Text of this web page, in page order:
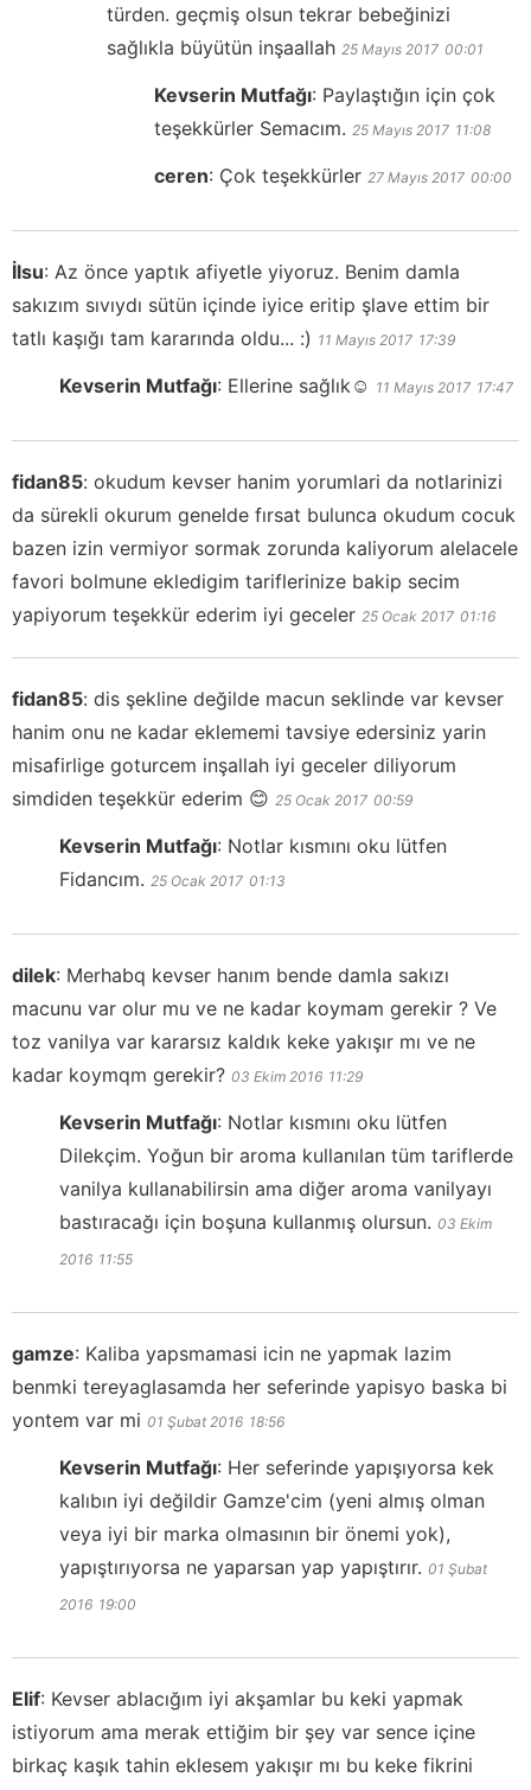
türden. geçmiş olsun tekrar bebeğinizi
sağlıkla büyütün inşaallah 25 Mayıs 2017 00:01
Kevserin Mutfağı: Paylaştığın için çok
teşekkürler Semacım. 25 Mayıs 2017 11:08
ceren: Çok teşekkürler 27 Mayıs 2017 00:00
İlsu: Az önce yaptık afiyetle yiyoruz. Benim damla
sakızım sıvıydı sütün içinde iyice eritip şlave ettim bir
tatlı kaşığı tam kararında oldu... :) 11 Mayıs 2017 17:39
Kevserin Mutfağı: Ellerine sağlık☺️ 11 Mayıs 2017 17:47
fidan85: okudum kevser hanim yorumlari da notlarinizi
da sürekli okurum genelde fırsat bulunca okudum cocuk
bazen izin vermiyor sormak zorunda kaliyorum alelacele
favori bolmune ekledigim tariflerinize bakip secim
yapiyorum teşekkür ederim iyi geceler 25 Ocak 2017 01:16
fidan85: dis şekline değilde macun seklinde var kevser
hanim onu ne kadar eklememi tavsiye edersiniz yarin
misafirlige goturcem inşallah iyi geceler diliyorum
simdiden teşekkür ederim 😊 25 Ocak 2017 00:59
Kevserin Mutfağı: Notlar kısmını oku lütfen
Fidancım. 25 Ocak 2017 01:13
dilek: Merhabq kevser hanım bende damla sakızı
macunu var olur mu ve ne kadar koymam gerekir ? Ve
toz vanilya var kararsız kaldık keke yakışır mı ve ne
kadar koymqm gerekir? 03 Ekim 2016 11:29
Kevserin Mutfağı: Notlar kısmını oku lütfen
Dilekçim. Yoğun bir aroma kullanılan tüm tariflerde
vanilya kullanabilirsin ama diğer aroma vanilyayı
bastıracağı için boşuna kullanmış olursun. 03 Ekim
2016 11:55
gamze: Kaliba yapsmamasi icin ne yapmak lazim
benmki tereyaglasamda her seferinde yapisyo baska bi
yontem var mi 01 Şubat 2016 18:56
Kevserin Mutfağı: Her seferinde yapışıyorsa kek
kalıbın iyi değildir Gamze'cim (yeni almış olman
veya iyi bir marka olmasının bir önemi yok),
yapıştırıyorsa ne yaparsan yap yapıştırır. 01 Şubat
2016 19:00
Elif: Kevser ablacığım iyi akşamlar bu keki yapmak
istiyorum ama merak ettiğim bir şey var sence içine
birkaç kaşık tahin eklesem yakışır mı bu keke fikrini